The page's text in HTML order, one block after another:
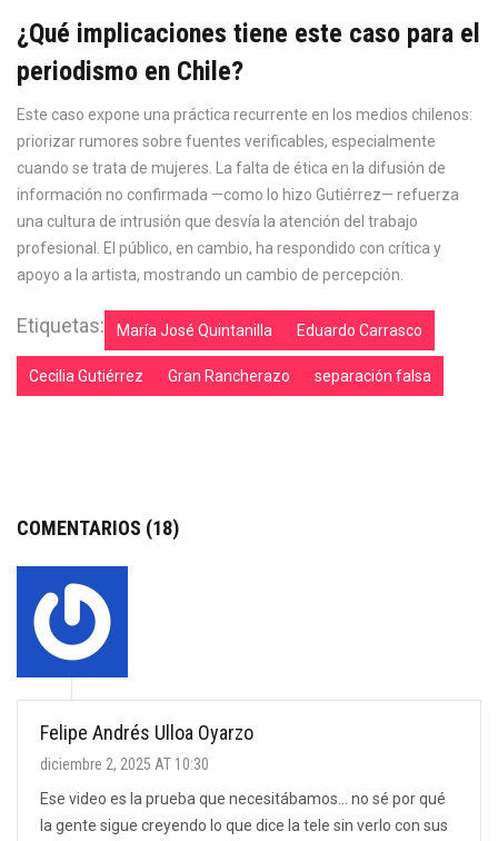
¿Qué implicaciones tiene este caso para el
periodismo en Chile?
Este caso expone una práctica recurrente en los medios chilenos:
priorizar rumores sobre fuentes verificables, especialmente
cuando se trata de mujeres. La falta de ética en la difusión de
información no confirmada —como lo hizo Gutiérrez— refuerza
una cultura de intrusión que desvía la atención del trabajo
profesional. El público, en cambio, ha respondido con crítica y
apoyo a la artista, mostrando un cambio de percepción.
Etiquetas: María José Quintanilla Eduardo Carrasco
Cecilia Gutiérrez Gran Rancherazo separación falsa
COMENTARIOS (18)
Felipe Andrés Ulloa Oyarzo
diciembre 2, 2025 AT 10:30
Ese video es la prueba que necesitábamos... no sé por qué
la gente sigue creyendo lo que dice la tele sin verlo con sus